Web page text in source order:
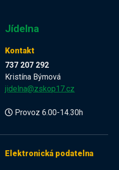
Jídelna
Kontakt
737 207 292
Kristína Býmová
jidelna@zskop17.cz
Provoz 6.00-14.30h
Elektronická podatelna